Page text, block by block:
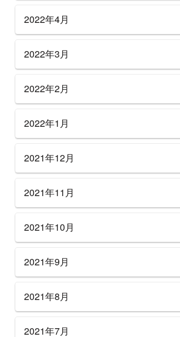
2022年4月
2022年3月
2022年2月
2022年1月
2021年12月
2021年11月
2021年10月
2021年9月
2021年8月
2021年7月